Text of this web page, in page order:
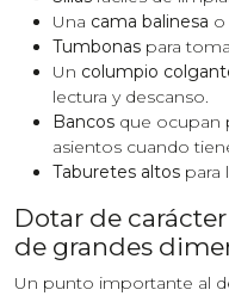
Una cama balinesa o
Tumbonas para
Un columpio
lectura y descanso.
Bancos que ocupan
asientos cuando
Taburetes altos para
Dotar de
de grandes
Un punto importante al